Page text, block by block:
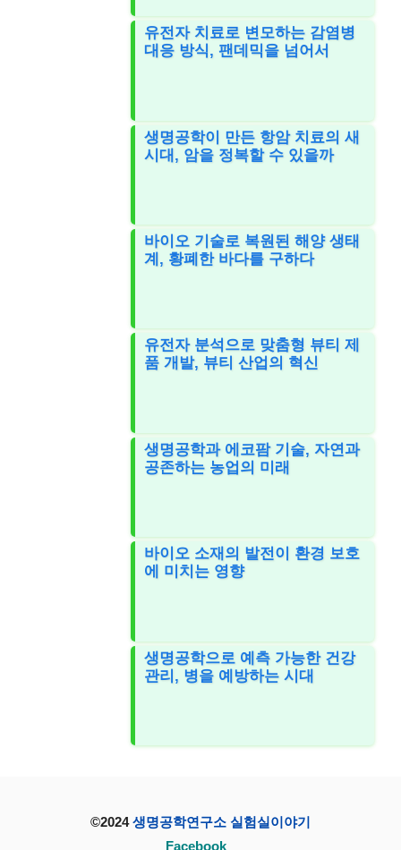
유전자 치료로 변모하는 감염병
대응 방식, 팬데믹을 넘어서
생명공학이 만든 항암 치료의 새
시대, 암을 정복할 수 있을까
바이오 기술로 복원된 해양 생태
계, 황폐한 바다를 구하다
유전자 분석으로 맞춤형 뷰티 제
품 개발, 뷰티 산업의 혁신
생명공학과 에코팜 기술, 자연과
공존하는 농업의 미래
바이오 소재의 발전이 환경 보호
에 미치는 영향
생명공학으로 예측 가능한 건강
관리, 병을 예방하는 시대
©2024생명공학연구소 실험실이야기
Facebook